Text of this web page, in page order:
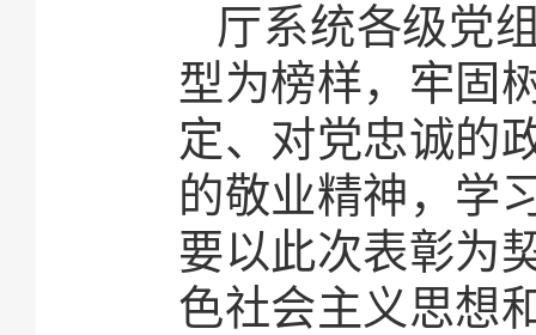
厅系统各级党
型为榜样，牢固
定、对党忠诚的
的敬业精神，学
要以此次表彰为
色社会主义思想